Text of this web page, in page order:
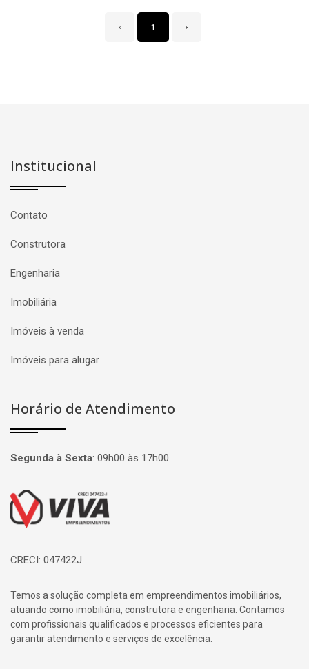
‹ 1 ›
Institucional
Contato
Construtora
Engenharia
Imobiliária
Imóveis à venda
Imóveis para alugar
Horário de Atendimento
Segunda à Sexta: 09h00 às 17h00
Página inicial
CRECI: 047422J
Temos a solução completa em empreendimentos imobiliários,
atuando como imobiliária, construtora e engenharia. Contamos
com profissionais qualificados e processos eficientes para
garantir atendimento e serviços de excelência.